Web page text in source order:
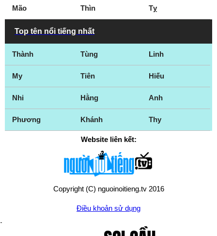
Mão Thìn Tỵ
Top tên nổi tiếng nhất
Thành Tùng Linh
My Tiên Hiếu
Nhi Hằng Anh
Phương Khánh Thy
Website liên kết:
Copyright (C) nguoinoitieng.tv 2016
Điều khoản sử dụng